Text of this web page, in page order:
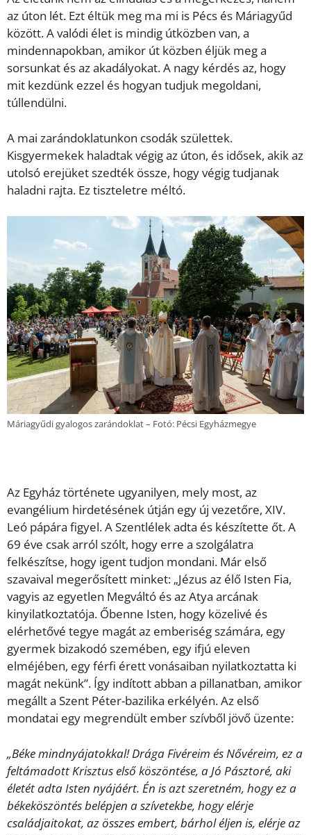
az úton lét. Ezt éltük meg ma mi is Pécs és Máriagyűd
között. A valódi élet is mindig útközben van, a
mindennapokban, amikor út közben éljük meg a
sorsunkat és az akadályokat. A nagy kérdés az, hogy
mit kezdünk ezzel és hogyan tudjuk megoldani,
túllendülni.
A mai zarándoklatunkon csodák születtek.
Kisgyermekek haladtak végig az úton, és idősek, akik az
utolsó erejüket szedték össze, hogy végig tudjanak
haladni rajta. Ez tiszteletre méltó.
Máriagyűdi gyalogos zarándoklat – Fotó: Pécsi Egyházmegye
Az Egyház története ugyanilyen, mely most, az
evangélium hirdetésének útján egy új vezetőre, XIV.
Leó pápára figyel. A Szentlélek adta és készítette őt. A
69 éve csak arról szólt, hogy erre a szolgálatra
felkészítse, hogy igent tudjon mondani. Már első
szavaival megerősített minket: „Jézus az élő Isten Fia,
vagyis az egyetlen Megváltó és az Atya arcának
kinyilatkoztatója. Őbenne Isten, hogy közelivé és
elérhetővé tegye magát az emberiség számára, egy
gyermek bizakodó szemében, egy ifjú eleven
elméjében, egy férfi érett vonásaiban nyilatkoztatta ki
magát nekünk”. Így indított abban a pillanatban, amikor
megállt a Szent Péter-bazilika erkélyén. Az első
mondatai egy megrendült ember szívből jövő üzente:
„Béke mindnyájatokkal! Drága Fivéreim és Nővéreim, ez a
feltámadott Krisztus első köszöntése, a Jó Pásztoré, aki
életét adta Isten nyájáért. Én is azt szeretném, hogy ez a
békeköszöntés belépjen a szívetekbe, hogy elérje
családjaitokat, az összes embert, bárhol éljen is, elérje az